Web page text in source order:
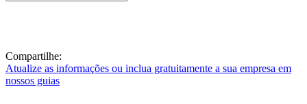
Compartilhe:
Atualize as informações ou inclua gratuitamente a sua empresa em
nossos guias